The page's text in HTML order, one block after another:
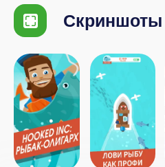
Скриншоты